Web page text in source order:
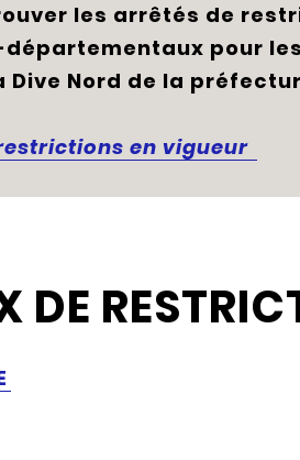
les arrêtés de
pour
Dive Nord de la
en vigueur
DE